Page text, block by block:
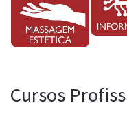
Cursos